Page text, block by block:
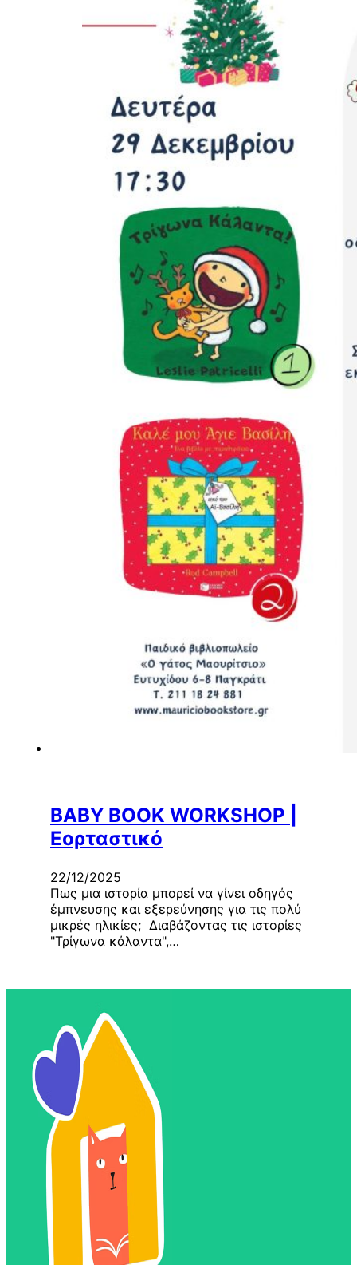
BABY BOOK WORKSHOP |
Εορταστικό
22/12/2025
Πως μια ιστορία μπορεί να γίνει οδηγός
έμπνευσης και εξερεύνησης για τις πολύ
μικρές ηλικίες; Διαβάζοντας τις ιστορίες
"Τρίγωνα κάλαντα",…